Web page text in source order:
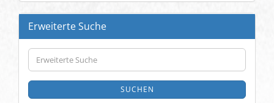
Erweiterte Suche
Erweiterte
Suche
SUCHEN